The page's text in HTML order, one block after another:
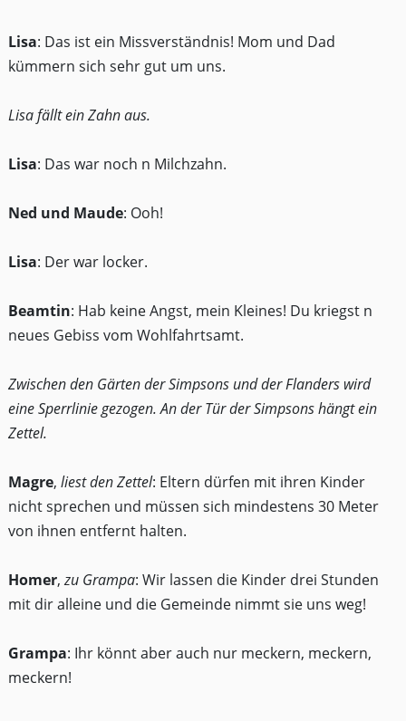
Lisa: Das ist ein Missverständnis! Mom und Dad
kümmern sich sehr gut um uns.
Lisa fällt ein Zahn aus.
Lisa: Das war noch n Milchzahn.
Ned und Maude: Ooh!
Lisa: Der war locker.
Beamtin: Hab keine Angst, mein Kleines! Du kriegst n
neues Gebiss vom Wohlfahrtsamt.
Zwischen den Gärten der Simpsons und der Flanders wird
eine Sperrlinie gezogen. An der Tür der Simpsons hängt ein
Zettel.
Magre, liest den Zettel: Eltern dürfen mit ihren Kinder
nicht sprechen und müssen sich mindestens 30 Meter
von ihnen entfernt halten.
Homer,zu Grampa: Wir lassen die Kinder drei Stunden
mit dir alleine und die Gemeinde nimmt sie uns weg!
Grampa: Ihr könnt aber auch nur meckern, meckern,
meckern!